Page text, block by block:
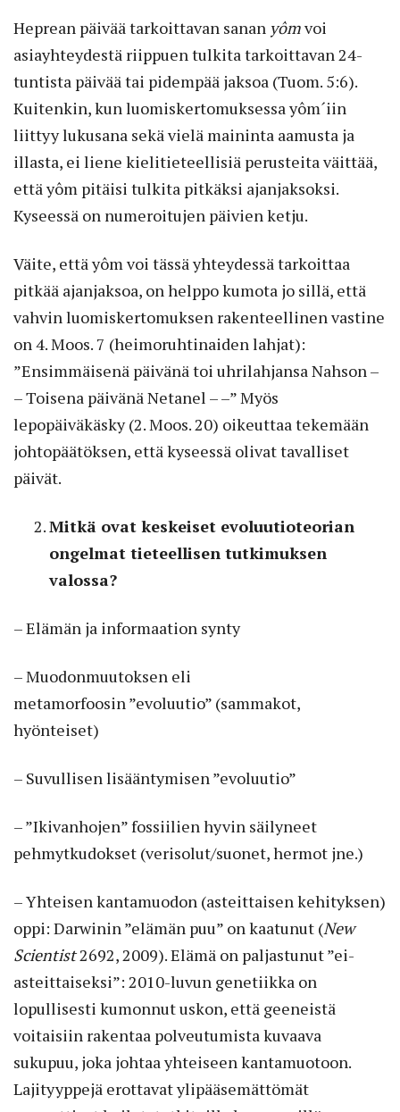
Heprean päivää tarkoittavan sanan yômvoi
asiayhteydestä riippuen tulkita tarkoittavan 24-
tuntista päivää tai pidempää jaksoa (Tuom. 5:6).
Kuitenkin, kun luomiskertomuksessa yôm´iin
liittyy lukusana sekä vielä maininta aamusta ja
illasta, ei liene kielitieteellisiä perusteita väittää,
että yôm pitäisi tulkita pitkäksi ajanjaksoksi.
Kyseessä on numeroitujen päivien ketju.
Väite, että yôm voi tässä yhteydessä tarkoittaa
pitkää ajanjaksoa, on helppo kumota jo sillä, että
vahvin luomiskertomuksen rakenteellinen vastine
on 4. Moos. 7 (heimoruhtinaiden lahjat):
”Ensimmäisenä päivänä toi uhrilahjansa Nahson –
– Toisena päivänä Netanel – –” Myös
lepopäiväkäsky (2. Moos. 20) oikeuttaa tekemään
johtopäätöksen, että kyseessä olivat tavalliset
päivät.
Mitkä ovat keskeiset evoluutioteorian
ongelmat tieteellisen tutkimuksen
valossa?
– Elämän ja informaation synty
– Muodonmuutoksen eli
metamorfoosin ”evoluutio” (sammakot,
hyönteiset)
– Suvullisen lisääntymisen ”evoluutio”
– ”Ikivanhojen” fossiilien hyvin säilyneet
pehmytkudokset (verisolut/suonet, hermot jne.)
– Yhteisen kantamuodon (asteittaisen kehityksen)
oppi: Darwinin ”elämän puu” on kaatunut (New
Scientist2692, 2009). Elämä on paljastunut ”ei-
asteittaiseksi”: 2010-luvun genetiikka on
lopullisesti kumonnut uskon, että geeneistä
voitaisiin rakentaa polveutumista kuvaava
sukupuu, joka johtaa yhteiseen kantamuotoon.
Lajityyppejä erottavat ylipääsemättömät